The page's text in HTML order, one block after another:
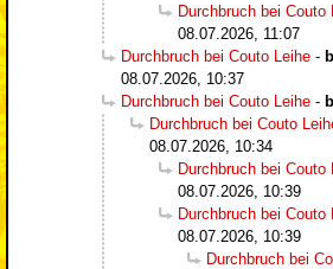
Durchbruch bei Couto
08.07.2026, 11:07
Durchbruch bei Couto Leihe -
08.07.2026, 10:37
Durchbruch bei Couto Leihe -
Durchbruch bei Couto
08.07.2026, 10:34
Durchbruch bei Couto
08.07.2026, 10:39
Durchbruch bei Couto
08.07.2026, 10:39
Durchbruch bei